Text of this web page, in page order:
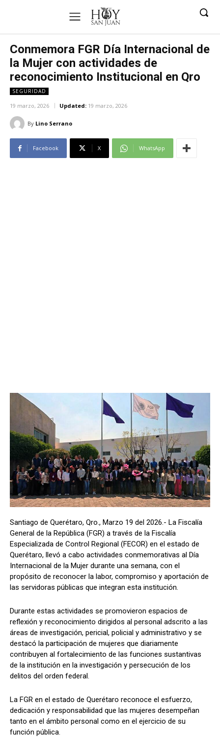
Conmemora FGR Día Internacional de
la Mujer con actividades de
reconocimiento Institucional en Qro
SEGURIDAD
19 marzo, 2026 Updated: 19 marzo, 2026
By Lino Serrano
Facebook X WhatsApp
Santiago de Querétaro, Qro., Marzo 19 del 2026.- La Fiscalía
General de la República (FGR) a través de la Fiscalía
Especializada de Control Regional (FECOR) en el estado de
Querétaro, llevó a cabo actividades conmemorativas al Día
Internacional de la Mujer durante una semana, con el
propósito de reconocer la labor, compromiso y aportación de
las servidoras públicas que integran esta institución.
Durante estas actividades se promovieron espacios de
reflexión y reconocimiento dirigidos al personal adscrito a las
áreas de investigación, pericial, policial y administrativo y se
destacó la participación de mujeres que diariamente
contribuyen al fortalecimiento de las funciones sustantivas
de la institución en la investigación y persecución de los
delitos del orden federal.
La FGR en el estado de Querétaro reconoce el esfuerzo,
dedicación y responsabilidad que las mujeres desempeñan
tanto en el ámbito personal como en el ejercicio de su
función pública.